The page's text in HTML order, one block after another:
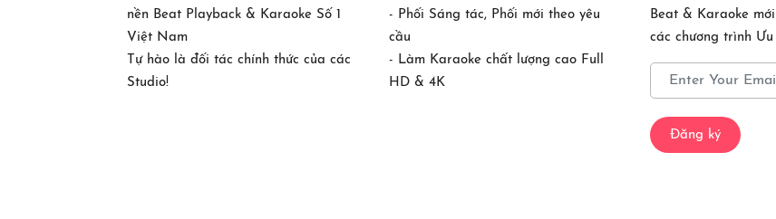
nền Beat Playback & Karaoke Số 1
Việt Nam
Tự hào là đối tác chính thức của các
Studio!
- Phối Sáng tác, Phối mới theo yêu
cầu
- Làm Karaoke chất lượng cao Full
HD & 4K
Beat & Karaoke
các chương trình
Đăng ký